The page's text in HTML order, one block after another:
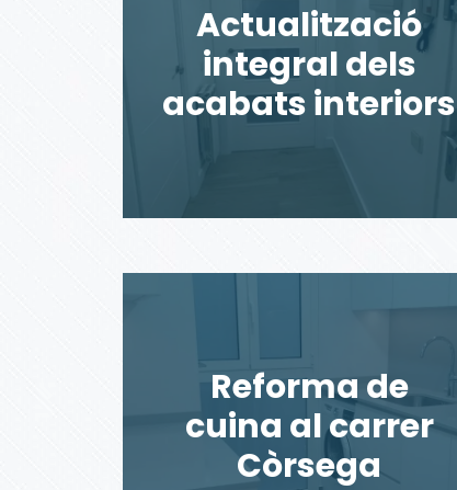
Actualització
integral dels
acabats interiors
Reforma de
cuina al carrer
Còrsega